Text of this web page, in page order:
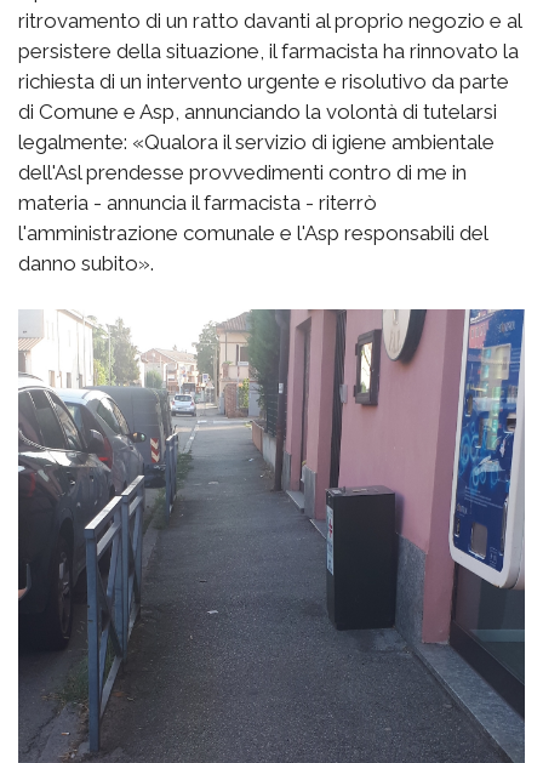
ritrovamento di un ratto davanti al proprio negozio e al
persistere della situazione, il farmacista ha rinnovato la
richiesta di un intervento urgente e risolutivo da parte
di Comune e Asp, annunciando la volontà di tutelarsi
legalmente: «Qualora il servizio di igiene ambientale
dell'Asl prendesse provvedimenti contro di me in
materia - annuncia il farmacista - riterrò
l'amministrazione comunale e l'Asp responsabili del
danno subito».